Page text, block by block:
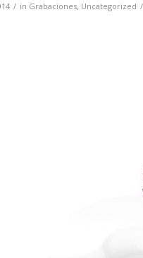
in Grabaciones, Uncategorized